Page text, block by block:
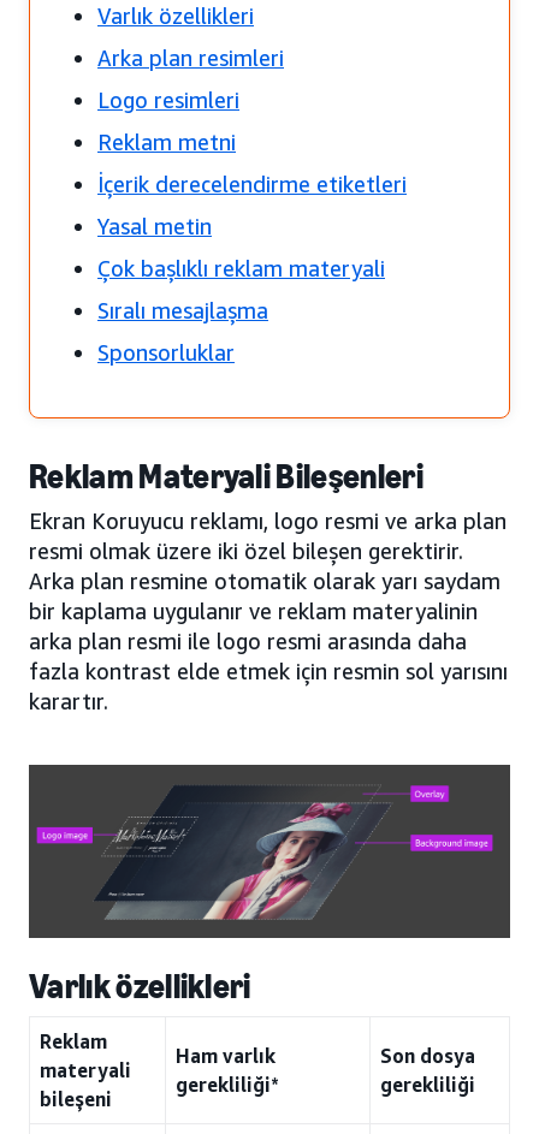
Varlık özellikleri
Arka plan resimleri
Logo resimleri
Reklam metni
İçerik derecelendirme etiketleri
Yasal metin
Çok başlıklı reklam materyali
Sıralı mesajlaşma
Sponsorluklar
Reklam Materyali Bileşenleri
Ekran Koruyucu reklamı, logo resmi ve arka plan
resmi olmak üzere iki özel bileşen gerektirir.
Arka plan resmine otomatik olarak yarı saydam
bir kaplama uygulanır ve reklam materyalinin
arka plan resmi ile logo resmi arasında daha
fazla kontrast elde etmek için resmin sol yarısını
karartır.
Varlık özellikleri
Reklam
materyali
bileşeni
Ham varlık
gerekliliği*
Son dosya
gerekliliği